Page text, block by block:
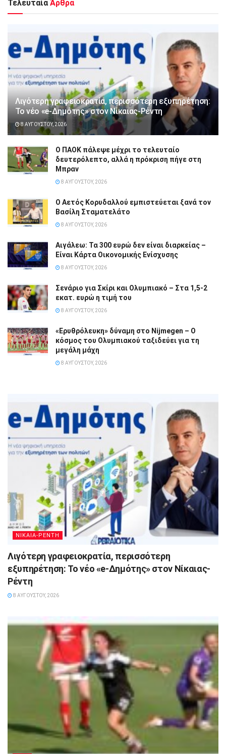
Τελευταία Άρθρα
Λιγότερη γραφειοκρατία, περισσότερη εξυπηρέτηση:
Το νέο «e-Δημότης» στον Νίκαιας-Ρέντη
8 ΑΥΓΟΎΣΤΟΥ, 2026
Ο ΠΑΟΚ πάλεψε μέχρι το τελευταίο
δευτερόλεπτο, αλλά η πρόκριση πήγε στη
Μπραν
8 ΑΥΓΟΎΣΤΟΥ, 2026
Ο Αετός Κορυδαλλού εμπιστεύεται ξανά τον
Βασίλη Σταματελάτο
8 ΑΥΓΟΎΣΤΟΥ, 2026
Αιγάλεω: Τα 300 ευρώ δεν είναι διαρκείας –
Είναι Κάρτα Οικονομικής Ενίσχυσης
8 ΑΥΓΟΎΣΤΟΥ, 2026
Σενάριο για Σκίρι και Ολυμπιακό – Στα 1,5-2
εκατ. ευρώ η τιμή του
8 ΑΥΓΟΎΣΤΟΥ, 2026
«Ερυθρόλευκη» δύναμη στο Nijmegen – Ο
κόσμος του Ολυμπιακού ταξιδεύει για τη
μεγάλη μάχη
8 ΑΥΓΟΎΣΤΟΥ, 2026
ΝΙΚΑΙΑ-ΡΕΝΤΗ
Λιγότερη γραφειοκρατία, περισσότερη
εξυπηρέτηση: Το νέο «e-Δημότης» στον Νίκαιας-
Ρέντη
8 ΑΥΓΟΎΣΤΟΥ, 2026